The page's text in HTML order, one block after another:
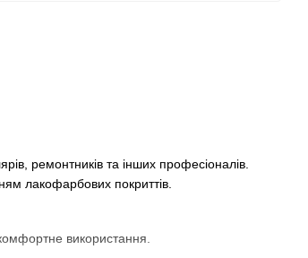
ремонтників та інших професіоналів.
лакофарбових покриттів.
використання.